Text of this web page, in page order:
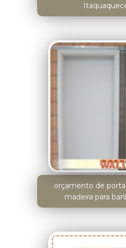
orçamento de
madeira para